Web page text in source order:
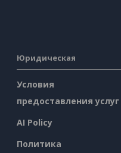
Юридическая
Условия
предоставления услуг
AI Policy
Политика